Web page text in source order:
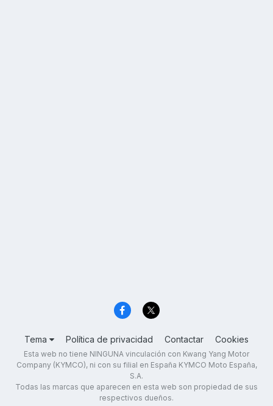
Tema Política de privacidad Contactar Cookies
Esta web no tiene NINGUNA vinculación con Kwang Yang Motor
Company (KYMCO), ni con su filial en España KYMCO Moto España,
S.A.
Todas las marcas que aparecen en esta web son propiedad de sus
respectivos dueños.